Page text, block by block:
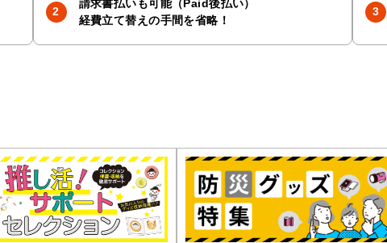
請求書払いも可能（Paid後払い）
経費立て替えの手間を省略！